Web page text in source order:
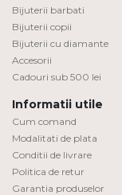
Bijuterii barbati
Bijuterii copii
Bijuterii cu diamante
Accesorii
Cadouri sub 500 lei
Informatii utile
Cum comand
Modalitati de plata
Conditii de livrare
Politica de retur
Garantia produselor